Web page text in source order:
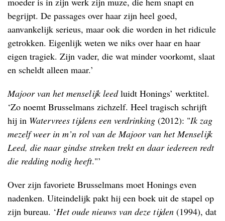
begrijpt. De passages over haar zijn heel goed,
aanvankelijk serieus, maar ook die worden in het ridicule
getrokken. Eigenlijk weten we niks over haar en haar
eigen tragiek. Zijn vader, die wat minder voorkomt, slaat
en scheldt alleen maar.’
Majoor van het menselijk leedluidt Honings’ werktitel.
‘Zo noemt Brusselmans zichzelf. Heel tragisch schrijft
hij in Watervrees tijdens een verdrinking (2012): "Ik zag
mezelf weer in m’n rol van de Majoor van het Menselijk
Leed, die naar gindse streken trekt en daar iedereen redt
die redding nodig heeft."’
Over zijn favoriete Brusselmans moet Honings even
nadenken. Uiteindelijk pakt hij een boek uit de stapel op
zijn bureau. ‘Het oude nieuws van deze tijden (1994), dat